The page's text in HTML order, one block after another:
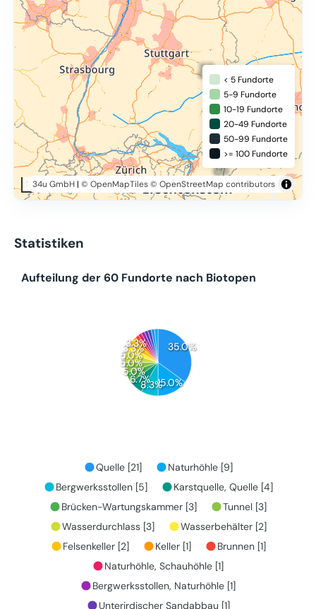
50 km
34u GmbH| © OpenMapTiles© OpenStreetMap contributors
< 5 Fundorte
5-9 Fundorte
10-19 Fundorte
20-49 Fundorte
50-99 Fundorte
>= 100 Fundorte
Statistiken
35.0%
15.0%
8.3%
6.7%
5.0%
5.0%
5.0%
3.3%
3.3%
Aufteilung der 60 Fundorte nach Biotopen
Quelle [21]
Naturhöhle [9]
Bergwerksstollen [5]
Karstquelle, Quelle [4]
Brücken-Wartungskammer [3]
Tunnel [3]
Wasserdurchlass [3]
Wasserbehälter [2]
Felsenkeller [2]
Keller [1]
Brunnen [1]
Naturhöhle, Schauhöhle [1]
Bergwerksstollen, Naturhöhle [1]
Unterirdischer Sandabbau [1]